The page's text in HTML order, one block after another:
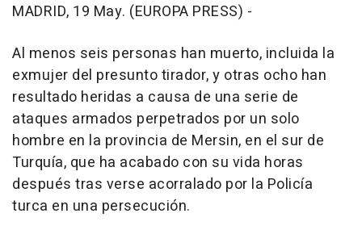
MADRID, 19 May. (EUROPA PRESS) -
Al menos seis personas han muerto, incluida la
exmujer del presunto tirador, y otras ocho han
resultado heridas a causa de una serie de
ataques armados perpetrados por un solo
hombre en la provincia de Mersin, en el sur de
Turquía, que ha acabado con su vida horas
después tras verse acorralado por la Policía
turca en una persecución.